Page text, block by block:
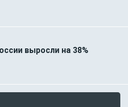
выросли на 38%